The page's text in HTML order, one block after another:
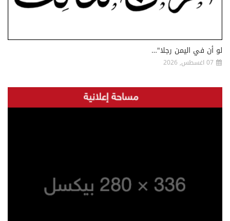
لو أن في اليمن رجلا"…
07 اغسطس, 2026